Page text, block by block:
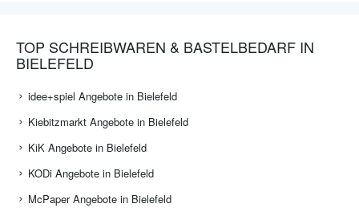
TOP SCHREIBWAREN & BASTELBEDARF IN
BIELEFELD
idee+spiel Angebote in Bielefeld
Kiebitzmarkt Angebote in Bielefeld
KiK Angebote in Bielefeld
KODi Angebote in Bielefeld
McPaper Angebote in Bielefeld